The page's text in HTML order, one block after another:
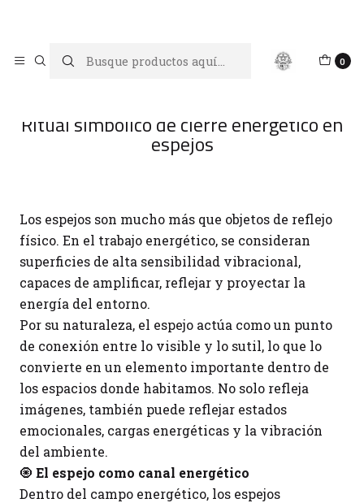
0
Inicio Blog
Ritual simbólico de cierre energético en espejos
Ritual simbólico de cierre energético en
espejos
Los espejos son mucho más que objetos de reflejo
físico. En el trabajo energético, se consideran
superficies de alta sensibilidad vibracional,
capaces de amplificar, reflejar y proyectar la
energía del entorno.
Por su naturaleza, el espejo actúa como un punto
de conexión entre lo visible y lo sutil, lo que lo
convierte en un elemento importante dentro de
los espacios donde habitamos. No solo refleja
imágenes, también puede reflejar estados
emocionales, cargas energéticas y la vibración
del ambiente.
🧿 El espejo como canal energético
Dentro del campo energético, los espejos